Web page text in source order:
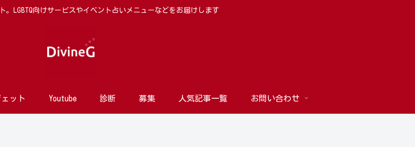
。LGBTQ向けサービスやイベント占いメニューなどをお届けします
ット Youtube 診断 募集 人気記事一覧 お問い合わせ